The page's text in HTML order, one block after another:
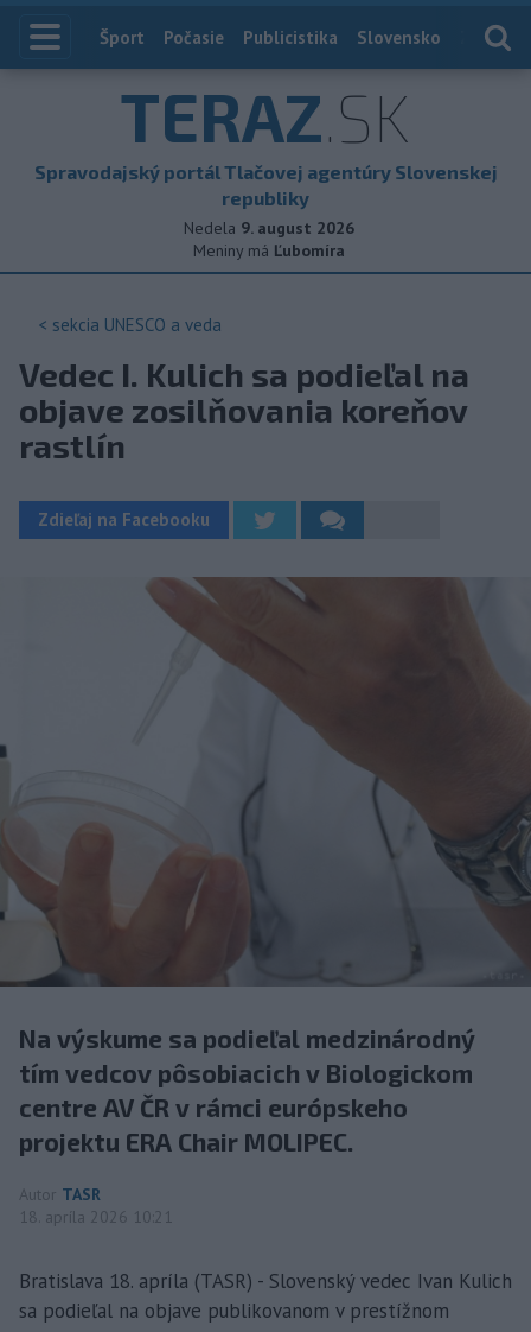
Index
Šport Počasie Publicistika Slovensko
TERAZ.SK
Spravodajský portál Tlačovej agentúry Slovenskej
republiky
Nedela 9. august 2026
Meniny má Ľubomíra
< sekcia UNESCO a veda
Vedec I. Kulich sa podieľal na
objave zosilňovania koreňov
rastlín
Zdieľaj na Facebooku
Na výskume sa podieľal medzinárodný
tím vedcov pôsobiacich v Biologickom
centre AV ČR v rámci európskeho
projektu ERA Chair MOLIPEC.
Autor TASR
18. apríla 2026 10:21
Bratislava 18. apríla (TASR) - Slovenský vedec Ivan Kulich
sa podieľal na objave publikovanom v prestížnom